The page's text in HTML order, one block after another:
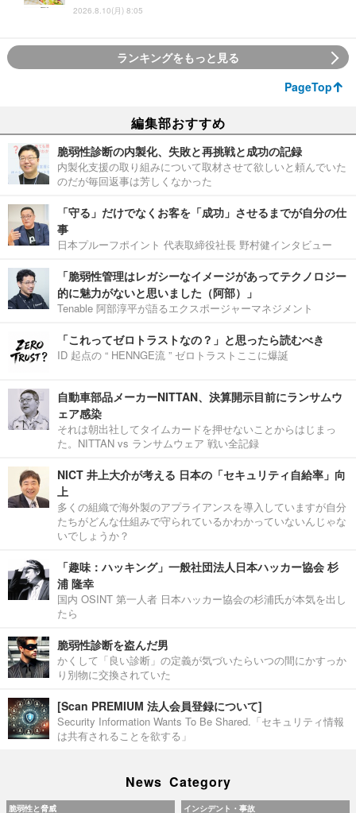
2026.8.10(月) 8:05
ランキングをもっと見る
PageTop
編集部おすすめ
脆弱性診断の内製化、失敗と再挑戦と成功の記録
内製化支援の取り組みについて取材させて欲しいと頼んでいた
のだが毎回返事は芳しくなかった
「守る」だけでなくお客を「成功」させるまでが自分の仕
事
日本プルーフポイント 代表取締役社長 野村健インタビュー
「脆弱性管理はレガシーなイメージがあってテクノロジー
的に魅力がないと思いました（阿部）」
Tenable 阿部淳平が語るエクスポージャーマネジメント
「これってゼロトラストなの？」と思ったら読むべき
ID 起点の “ HENNGE流 ” ゼロトラストここに爆誕
自動車部品メーカーNITTAN、決算開示目前にランサムウ
ェア感染
それは朝出社してタイムカードを押せないことからはじまっ
た。NITTAN vs ランサムウェア 戦い全記録
NICT 井上大介が考える 日本の「セキュリティ自給率」向
上
多くの組織で海外製のアプライアンスを導入していますが自分
たちがどんな仕組みで守られているかわかっていないんじゃな
いでしょうか？
「趣味：ハッキング」一般社団法人日本ハッカー協会 杉
浦 隆幸
国内 OSINT 第一人者 日本ハッカー協会の杉浦氏が本気を出し
たら
脆弱性診断を盗んだ男
かくして「良い診断」の定義が気づいたらいつの間にかすっか
り別物に交換されていた
[Scan PREMIUM 法人会員登録について]
Security Information Wants To Be Shared.「セキュリティ情報
は共有されることを欲する」
News Category
脆弱性と脅威 インシデント・事故